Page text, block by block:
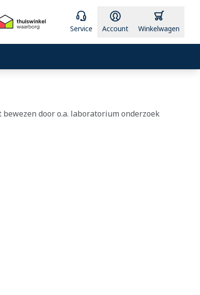
Service Account Winkelwagen
door o.a. laboratorium onderzoek